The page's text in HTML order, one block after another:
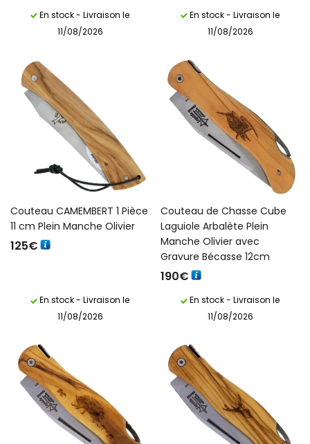
En stock - Livraison le
11/08/2026
En stock - Livraison le
11/08/2026
Couteau CAMEMBERT 1 Pièce
11 cm Plein Manche Olivier
125€
En stock - Livraison le
11/08/2026
Couteau de Chasse Cube
Laguiole Arbalète Plein
Manche Olivier avec
Gravure Bécasse 12cm
190€
En stock - Livraison le
11/08/2026